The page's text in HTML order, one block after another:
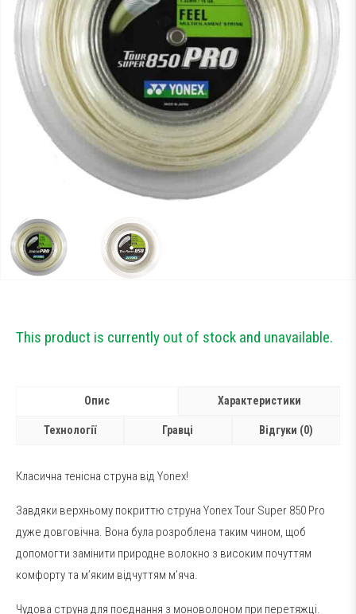
Тестові ракетки
Гравці Yonex
Намотки
Гравці Yonex
This product is currently out of stock and unavailable.
Опис Характеристики
Технології Гравці Відгуки (0)
Класична тенісна струна від Yonex!
Завдяки верхньому покриттю струна Yonex Tour Super 850 Pro
дуже довговічна. Вона була розроблена таким чином, щоб
допомогти замінити природне волокно з високим почуттям
комфорту та м’яким відчуттям м’яча.
Чудова струна для поєднання з моноволоном при перетяжці.